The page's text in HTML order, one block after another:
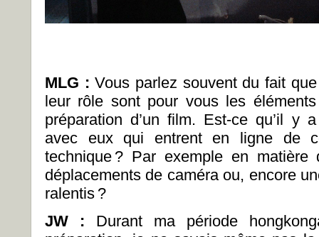
MLG :Vous parlez souvent du fait
leur rôle sont pour vous les
préparation d’un film. Est-ce qu’il y
avec eux qui entrent en ligne de
technique ? Par exemple en
déplacements de caméra ou, encore
ralentis ?
JW : Durant ma période